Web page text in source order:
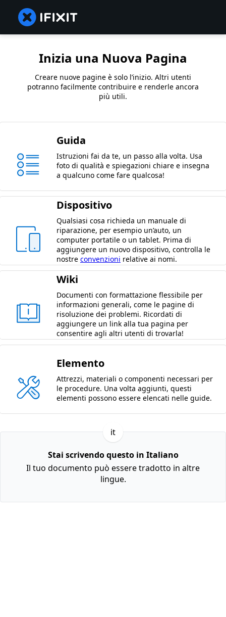
Inizia una Nuova Pagina
Creare nuove pagine è solo l’inizio. Altri utenti
potranno facilmente contribuire e renderle ancora
più utili.
Guida
Istruzioni fai da te, un passo alla volta. Usa
foto di qualità e spiegazioni chiare e insegna
a qualcuno come fare qualcosa!
Dispositivo
Qualsiasi cosa richieda un manuale di
riparazione, per esempio un’auto, un
computer portatile o un tablet. Prima di
aggiungere un nuovo dispositivo, controlla le
nostre convenzioni relative ai nomi.
Wiki
Documenti con formattazione flessibile per
informazioni generali, come le pagine di
risoluzione dei problemi. Ricordati di
aggiungere un link alla tua pagina per
consentire agli altri utenti di trovarla!
Elemento
Attrezzi, materiali o componenti necessari per
le procedure. Una volta aggiunti, questi
elementi possono essere elencati nelle guide.
it
Stai scrivendo questo in Italiano
Il tuo documento può essere tradotto in altre
lingue.